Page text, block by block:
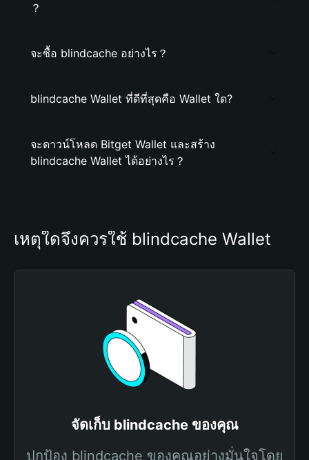
？
จะซื้อ blindcache อย่างไร？
blindcache Wallet ที่ดีที่สุดคือ Wallet ใด?
จะดาวน์โหลด Bitget Wallet และสร้าง
blindcache Wallet ได้อย่างไร？
เหตุใดจึงควรใช้ blindcache Wallet
จัดเก็บ blindcache ของคุณ
ปกป้อง blindcache ของคุณอย่างมั่นใจโดย